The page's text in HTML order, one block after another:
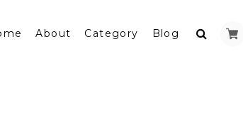
About Category Blog